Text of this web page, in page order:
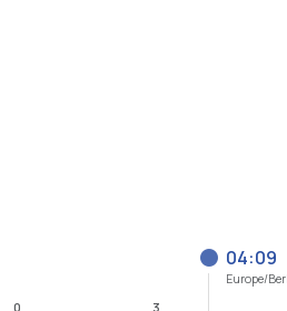
04:09
Europe/
0 3